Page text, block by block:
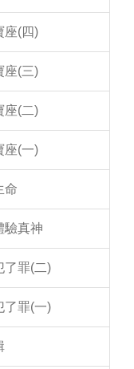
座(四)
座(三)
座(二)
座(一)
命
驗真神
了罪(二)
了罪(一)